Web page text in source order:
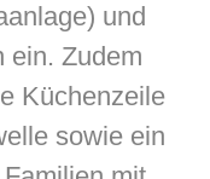
und
ein. Zudem
Küchenzeile
sowie ein